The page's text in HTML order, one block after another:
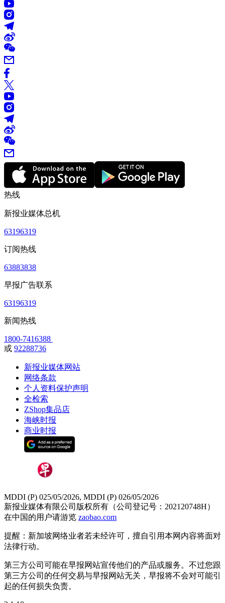
热线
新报业媒体总机
63196319
订阅热线
63883838
早报广告联系
63196319
新闻热线
1800-7416388
或 92288736
新报业媒体网站
网络条款
个人资料保护声明
全检索
ZShop集品店
海峡时报
商业时报
MDDI (P) 025/05/2026, MDDI (P) 026/05/2026
新报业媒体有限公司版权所有（公司登记号：202120748H）
在中国的用户请游览 zaobao.com
提醒：新加坡网络业者若未经许可，擅自引用本网内容将面对
法律行动。
第三方公司可能在早报网站宣传他们的产品或服务。不过您跟
第三方公司的任何交易与早报网站无关，早报将不会对可能引
起的任何损失负责。